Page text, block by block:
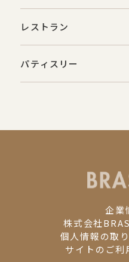
レストラン
パティスリー
株式会社
企業
個人情報の取
サイトのご利